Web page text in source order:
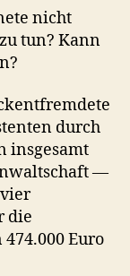
nicht
tun? Kann
durch
insgesamt
—
die
Euro